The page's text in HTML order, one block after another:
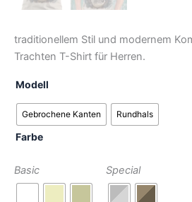
traditionellem Stil und modernem
Trachten T-Shirt für Herren.
Modell
Gebrochene Kanten Rundhals
Farbe
Basic Special